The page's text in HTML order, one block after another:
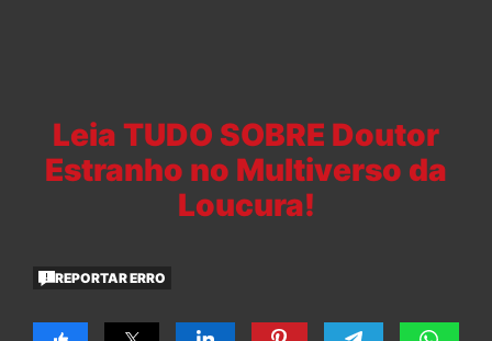
Leia TUDO SOBRE Doutor
Estranho no Multiverso da
Loucura!
REPORTAR ERRO